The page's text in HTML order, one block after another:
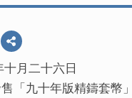
月二十六日
「九十年版精鑄套幣